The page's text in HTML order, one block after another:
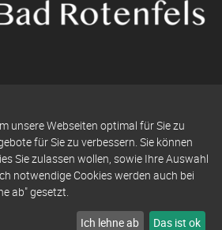
Datenschutz
unsere Webseiten optimal für Sie zu
für Sie zu verbessern. Sie können
Sie zulassen wollen, sowie Ihre Auswahl
notwendige Cookies werden auch bei
ab" gesetzt.
Ich lehne ab Das ist ok